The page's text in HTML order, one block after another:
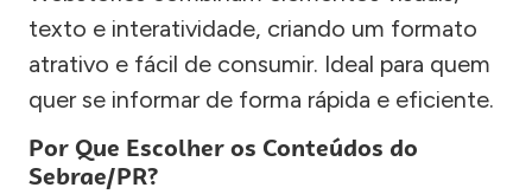
texto e interatividade, criando um formato
atrativo e fácil de consumir. Ideal para quem
quer se informar de forma rápida e eficiente.
Por Que Escolher os Conteúdos do
Sebrae/PR?